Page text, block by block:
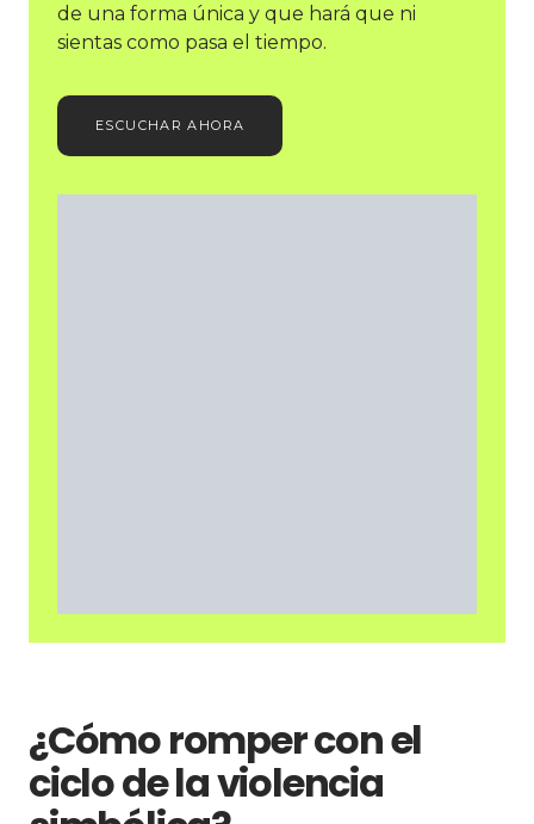
de una forma única y que hará que ni
sientas como pasa el tiempo.
ESCUCHAR AHORA
¿Cómo romper con el
ciclo de la violencia